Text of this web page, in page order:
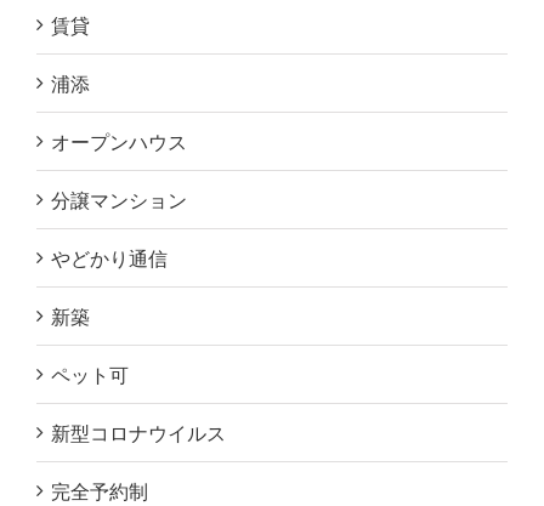
賃貸
浦添
オープンハウス
分譲マンション
やどかり通信
新築
ペット可
新型コロナウイルス
完全予約制